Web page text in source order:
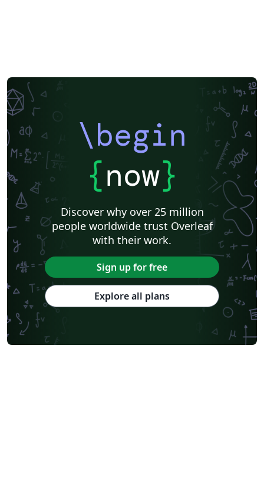
\begin
{now}
Discover why over 25 million
people worldwide trust Overleaf
with their work.
Sign up for free
Explore all plans